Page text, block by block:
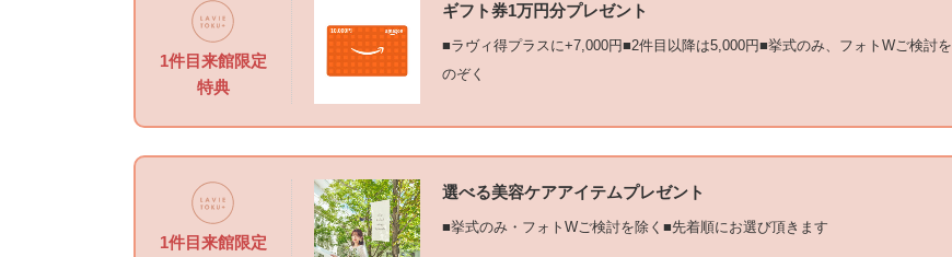
1件目来館限定
特典
ギフト券1万円分プレゼント
■ラヴィ得プラスに+7,000円■2件目以降は5,000円■挙式のみ、フォトWご検討を
のぞく
1件目来館限定
選べる美容ケアアイテムプレゼント
■挙式のみ・フォトWご検討を除く■先着順にお選び頂きます